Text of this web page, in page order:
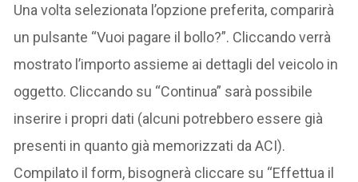
Una volta selezionata l’opzione preferita, comparirà
un pulsante “Vuoi pagare il bollo?”. Cliccando verrà
mostrato l’importo assieme ai dettagli del veicolo in
oggetto. Cliccando su “Continua” sarà possibile
inserire i propri dati (alcuni potrebbero essere già
presenti in quanto già memorizzati da ACI).
Compilato il form, bisognerà cliccare su “Effettua il